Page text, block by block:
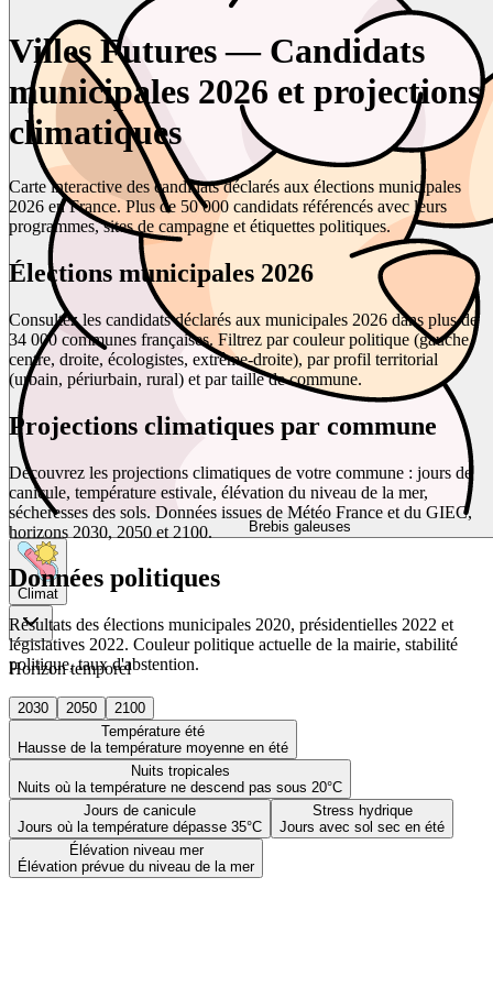
Brebis galeuses
Climat
Horizon temporel
2030 2050
2100
Température été
Hausse de la température moyenne en été
Nuits tropicales
Nuits où la température ne descend pas sous 20°C
Jours de canicule
Jours où la température dépasse 35°C
Stress hydrique
Jours avec sol sec en été
Élévation niveau mer
Élévation prévue du niveau de la mer
Villes Futures — Candidats
municipales 2026 et projections
climatiques
Carte interactive des candidats déclarés aux élections municipales
2026 en France. Plus de 50 000 candidats référencés avec leurs
programmes, sites de campagne et étiquettes politiques.
Élections municipales 2026
Consultez les candidats déclarés aux municipales 2026 dans plus de
34 000 communes françaises. Filtrez par couleur politique (gauche,
centre, droite, écologistes, extrême-droite), par profil territorial
(urbain, périurbain, rural) et par taille de commune.
Projections climatiques par commune
Découvrez les projections climatiques de votre commune : jours de
canicule, température estivale, élévation du niveau de la mer,
sécheresses des sols. Données issues de Météo France et du GIEC,
horizons 2030, 2050 et 2100.
Données politiques
Résultats des élections municipales 2020, présidentielles 2022 et
législatives 2022. Couleur politique actuelle de la mairie, stabilité
politique, taux d'abstention.